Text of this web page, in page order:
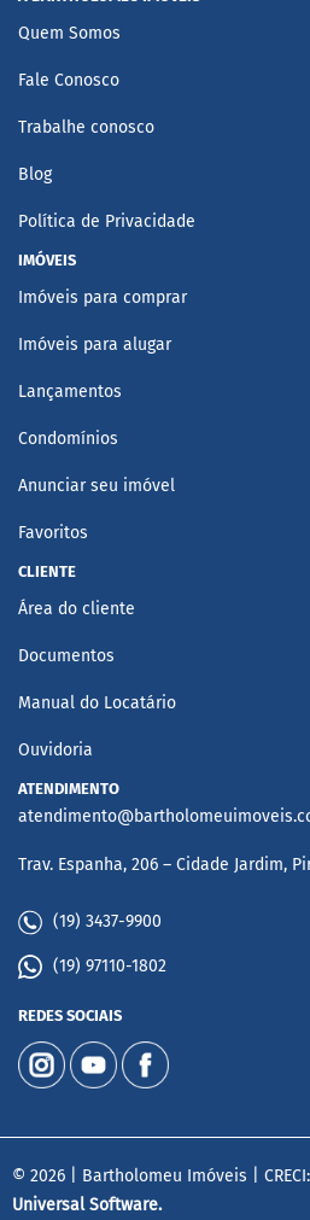
Quem Somos
Fale Conosco
Trabalhe conosco
Blog
Política de Privacidade
IMÓVEIS
Imóveis para comprar
Imóveis para alugar
Lançamentos
Condomínios
Anunciar seu imóvel
Favoritos
CLIENTE
Área do cliente
Documentos
Manual do Locatário
Ouvidoria
ATENDIMENTO
Trav. Espanha, 206 – Cidade Jardim,
(19) 3437-9900
(19) 97110-1802
REDES SOCIAIS
© 2026 | Bartholomeu Imóveis |
Universal Software.